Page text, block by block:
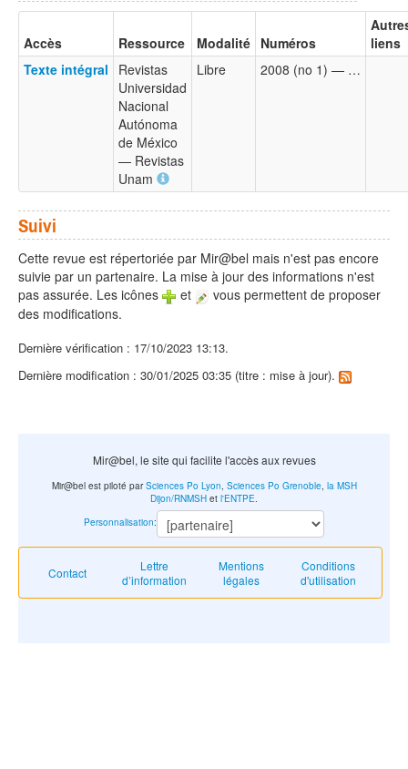
Accès Ressource Modalité Numéros
liens
Texte intégral
Revistas
Universidad
Nacional
Autónoma
de México
— Revistas
Unam
Libre 2008 (no 1) — …
Suivi
Cette revue est répertoriée par Mir@bel mais n'est pas encore
suivie par un partenaire. La mise à jour des informations n'est
pas assurée. Les icônes
et
vous permettent de proposer
des modifications.
Dernière vérification : 17/10/2023 13:13.
Dernière modification : 30/01/2025 03:35 (titre : mise à jour).
Mir@bel, le site qui facilite l'accès aux revues
Contact
Lettre
d’information
Mentions
légales
Conditions
d'utilisation
Mir@bel est piloté parSciences Po Lyon Sciences Po Grenoble, la MSH
Dijon/RNMSH et l'ENTPE
Personnalisation: